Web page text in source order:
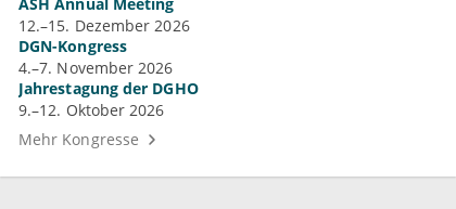
12.–15. Dezember 2026
DGN-Kongress
4.–7. November 2026
Jahrestagung der DGHO
9.–12. Oktober 2026
Mehr Kongresse